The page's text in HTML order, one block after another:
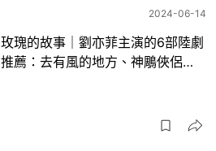
2024-06-14
玫瑰的故事｜劉亦菲主演的6部陸劇
推薦：去有風的地方、神鵰俠侶…